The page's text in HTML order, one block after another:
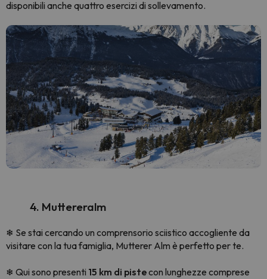
disponibili anche quattro esercizi di sollevamento.
4. Muttereralm
❄ Se stai cercando un comprensorio sciistico accogliente da
visitare con la tua famiglia, Mutterer Alm è perfetto per te.
❄ Qui sono presenti 15 km di pistecon lunghezze comprese